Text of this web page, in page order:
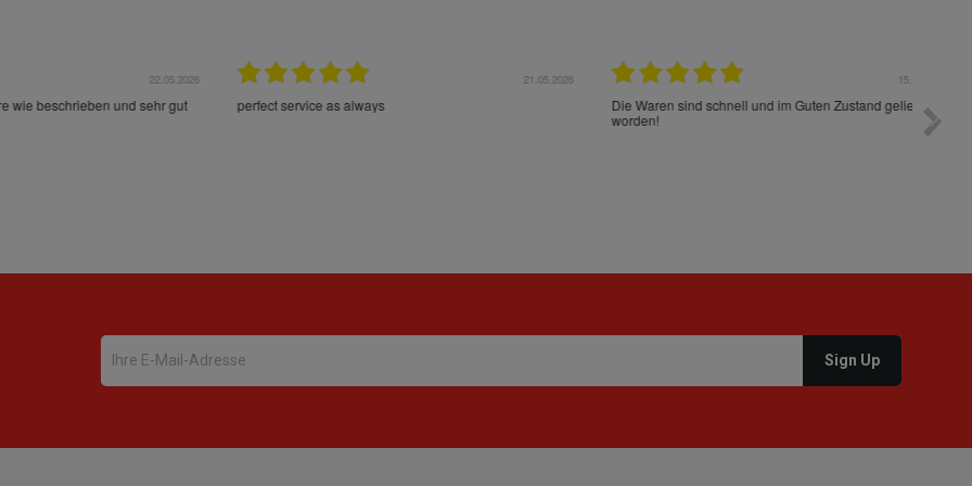
und sehr gut
perfect service as always
Die Waren sind schnell und im Guten Zustand geliefert